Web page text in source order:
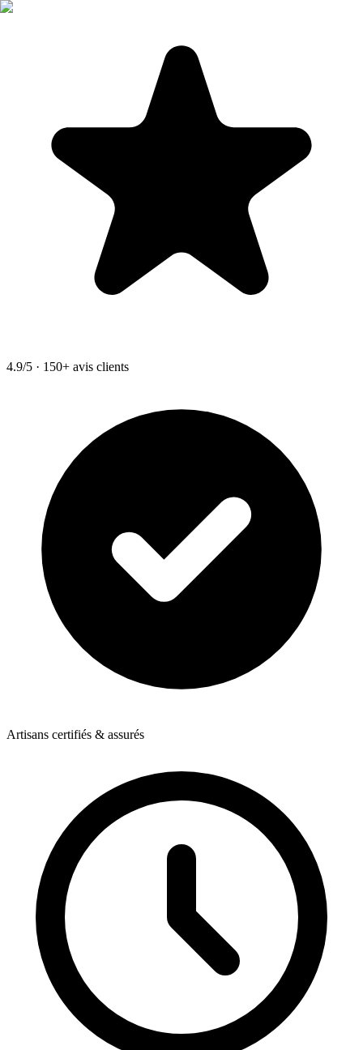
4.9/5 · 150+ avis clients
Artisans certifiés & assurés